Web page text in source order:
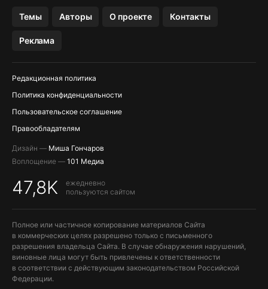
Темы Авторы О проекте Контакты
Реклама
Редакционная политика
Политика конфиденциальности
Пользовательское соглашение
Правообладателям
Дизайн — Миша Гончаров
Воплощение — 101 Медиа
47,8K
ежедневно
пользуются сайтом
Полное или частичное копирование материалов Сайта
в коммерческих целях разрешено только с письменного
разрешения владельца Сайта. В случае обнаружения нарушений,
виновные лица могут быть привлечены к ответственности
в соответствии с действующим законодательством Российской
Федерации.